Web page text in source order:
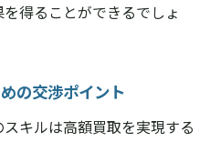
得ることができるでしょ
の交渉ポイント
キルは高額買取を実現する